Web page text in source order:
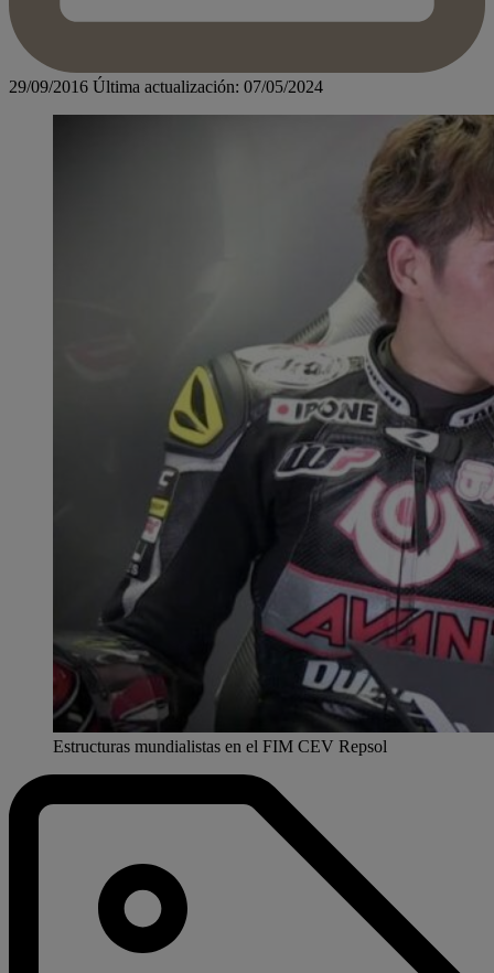
29/09/2016 Última actualización: 07/05/2024
Estructuras mundialistas en el FIM CEV Repsol